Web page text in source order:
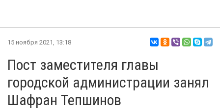
15 ноября 2021, 13:18
Пост заместителя главы
городской администрации занял
Шафран Тепшинов